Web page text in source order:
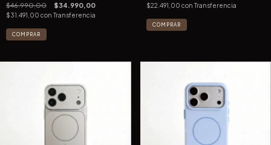
$46.990,00 $34.990,00
$31.491,00 con Transferencia
COMPRAR
$22.491,00 con Transferencia
COMPRAR